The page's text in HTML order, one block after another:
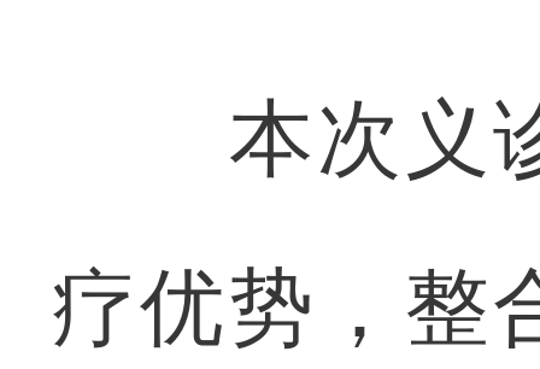
本次义诊
疗优势，整